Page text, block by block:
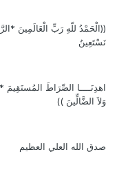
((الْحَمْدُ للّهِ رَبِّ الْعَالَمِينَ
نَسْتَعِينُ
اهدِنَــــا الصِّرَاطَ
وَلاَ الضَّالِّينَ ))
صدق الله العلي العظيم